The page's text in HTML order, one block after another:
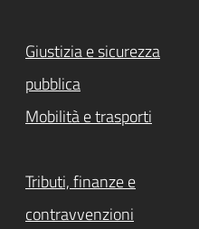
Giustizia e sicurezza
pubblica
Mobilità e trasporti
Tributi, finanze e
contravvenzioni